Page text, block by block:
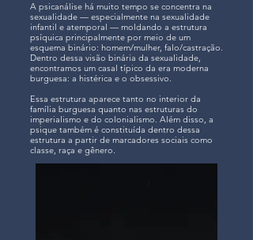
A psicanálise há muito tempo se concentra na
sexualidade — especialmente na sexualidade
infantil e atemporal — moldando a estrutura
psíquica principalmente por meio de um
esquema binário: homem/mulher, falo/castração.
Dentro dessa visão binária da sexualidade,
encontramos um casal típico da era moderna
burguesa: a histérica e o obsessivo.
Essa estrutura aparece tanto no interior da
família burguesa quanto nas estruturas do
imperialismo e do colonialismo. Além disso, a
psique também é constituída dentro dessa
estrutura a partir de marcadores sociais como
classe, raça e gênero.